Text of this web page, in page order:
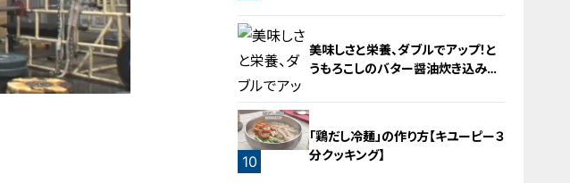
美味しさと栄養、ダブルでアップ！と
うもろこしのバター醤油炊き込みご
10
「鶏だし冷麺」の作り方【キユーピー３
分クッキング】